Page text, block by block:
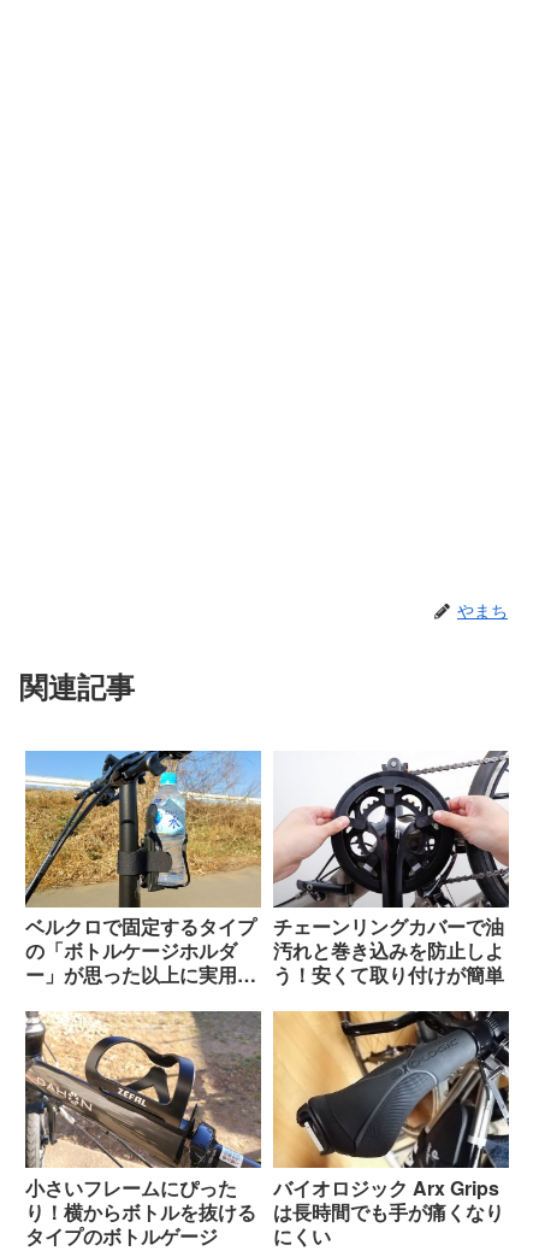
やまち
関連記事
ベルクロで固定するタイプ
の「ボトルケージホルダ
ー」が思った以上に実用的
チェーンリングカバーで油
汚れと巻き込みを防止しよ
う！安くて取り付けが簡単
小さいフレームにぴった
り！横からボトルを抜ける
タイプのボトルゲージ
バイオロジック Arx Grips
は長時間でも手が痛くなり
にくい